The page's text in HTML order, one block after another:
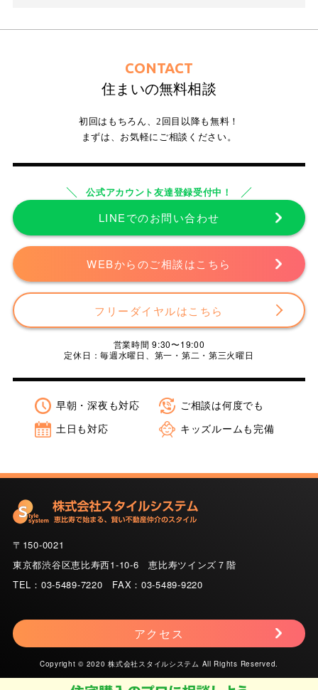
CONTACT
住まいの無料相談
初回はもちろん、2回目以降も無料！
まずは、お気軽にご相談ください。
公式アカウント友達登録受付中！
LINEでのお問い合わせ
WEBからのご相談はこちら
フリーダイヤルはこちら
営業時間 9:30〜19:00
定休日：毎週水曜日、第一・第二・第三火曜日
早朝・深夜も対応 ご相談は何度でも
土日も対応 キッズルームも完備
〒150-0021
東京都渋谷区恵比寿西1-10-6 恵比寿ツインズ７階
TEL：03-5489-7220 FAX：03-5489-9220
アクセス
Copyright © 2020 株式会社スタイルシステム All Rights Reserved.